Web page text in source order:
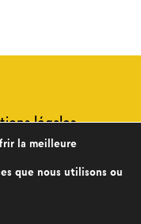
légales
de
la meilleure
que nous utilisons ou